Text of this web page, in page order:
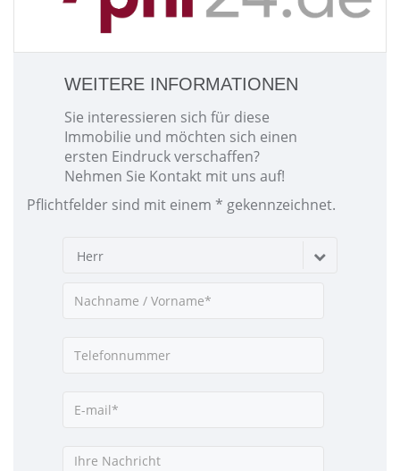
WEITERE INFORMATIONEN
Sie interessieren sich für diese
Immobilie und möchten sich einen
ersten Eindruck verschaffen?
Nehmen Sie Kontakt mit uns auf!
Pflichtfelder sind mit einem * gekennzeichnet.
Herr